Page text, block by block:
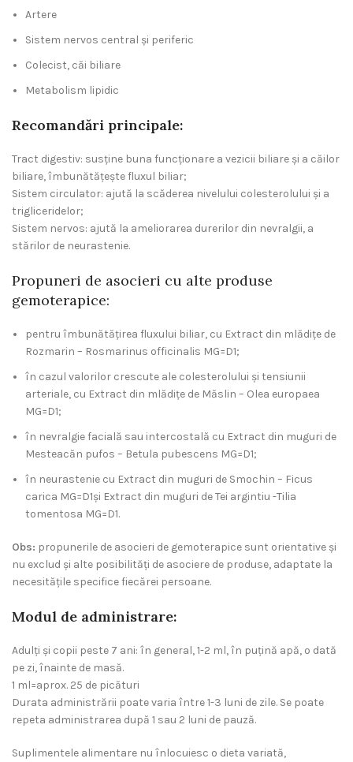
Artere
Sistem nervos central și periferic
Colecist, căi biliare
Metabolism lipidic
Recomandări principale:
Tract digestiv: susţine buna funcţionare a vezicii biliare şi a căilor
biliare, îmbunătăţeşte fluxul biliar;
Sistem circulator: ajută la scăderea nivelului colesterolului şi a
trigliceridelor;
Sistem nervos: ajută la ameliorarea durerilor din nevralgii, a
stărilor de neurastenie.
Propuneri de asocieri cu alte produse
gemoterapice:
pentru îmbunătăţirea fluxului biliar, cu Extract din mlădiţe de
Rozmarin – Rosmarinus officinalis MG=D1;
în cazul valorilor crescute ale colesterolului şi tensiunii
arteriale, cu Extract din mlădiţe de Măslin – Olea europaea
MG=D1;
în nevralgie facială sau intercostală cu Extract din muguri de
Mesteacăn pufos – Betula pubescens MG=D1;
în neurastenie cu Extract din muguri de Smochin – Ficus
carica MG=D1şi Extract din muguri de Tei argintiu -Tilia
tomentosa MG=D1.
Obs: propunerile de asocieri de gemoterapice sunt orientative şi
nu exclud şi alte posibilităţi de asociere de produse, adaptate la
necesităţile specifice fiecărei persoane.
Modul de administrare:
Adulţi şi copii peste 7 ani: în general, 1-2 ml, în puţină apă, o dată
pe zi, înainte de masă.
1 ml=aprox. 25 de picături
Durata administrării poate varia între 1-3 luni de zile. Se poate
repeta administrarea după 1 sau 2 luni de pauză.
Suplimentele alimentare nu înlocuiesc o dieta variată,